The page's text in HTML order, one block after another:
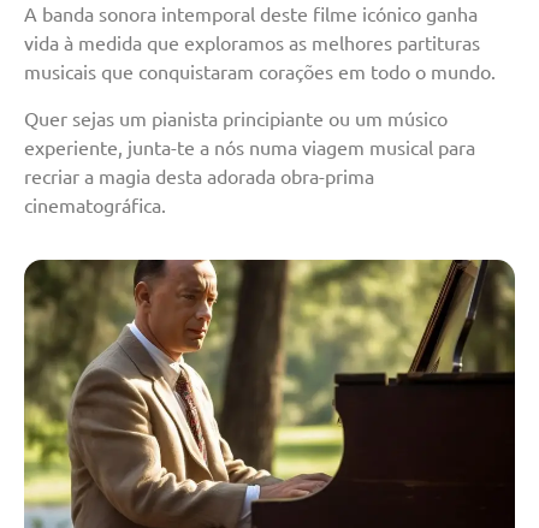
A banda sonora intemporal deste filme icónico ganha
vida à medida que exploramos as melhores partituras
musicais que conquistaram corações em todo o mundo.
Quer sejas um pianista principiante ou um músico
experiente, junta-te a nós numa viagem musical para
recriar a magia desta adorada obra-prima
cinematográfica.